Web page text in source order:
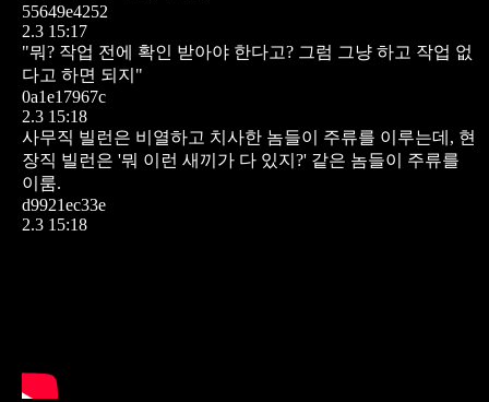
55649e4252
2.3 15:17
"뭐? 작업 전에 확인 받아야 한다고? 그럼 그냥 하고 작업 없
다고 하면 되지"
0a1e17967c
2.3 15:18
사무직 빌런은 비열하고 치사한 놈들이 주류를 이루는데, 현
장직 빌런은 '뭐 이런 새끼가 다 있지?' 같은 놈들이 주류를
이룸.
d9921ec33e
2.3 15:18